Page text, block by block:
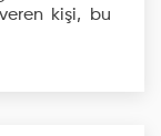
kişi, bu